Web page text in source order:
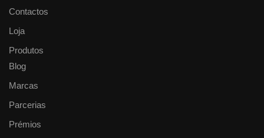
Contactos
Loja
Produtos
Blog
Marcas
Parcerias
Prémios